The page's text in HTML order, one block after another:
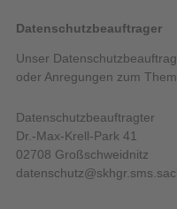
Datenschutzbeauftrager
Unser
oder Anregungen zum
Datenschutzbeauftragter
Dr.-Max-Krell-Park 41
02708 Großschweidnitz